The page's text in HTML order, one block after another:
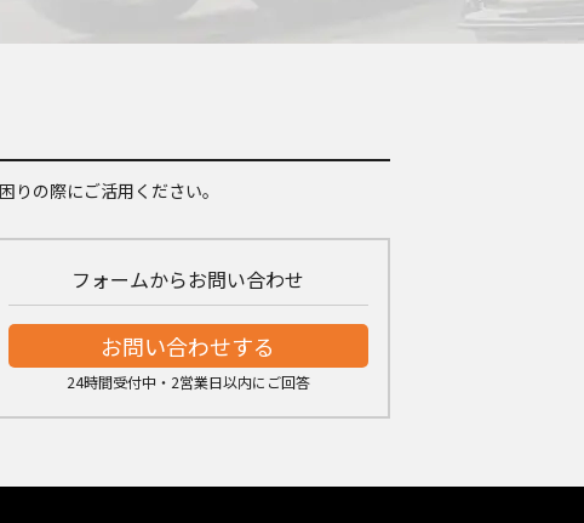
りの際にご活用ください。
フォームからお問い合わせ
お問い合わせする
24時間受付中・2営業日以内にご回答